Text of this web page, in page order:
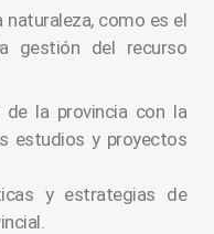
como es el
gestión del recurso
de la provincia con la
estudios y proyectos
y estrategias de